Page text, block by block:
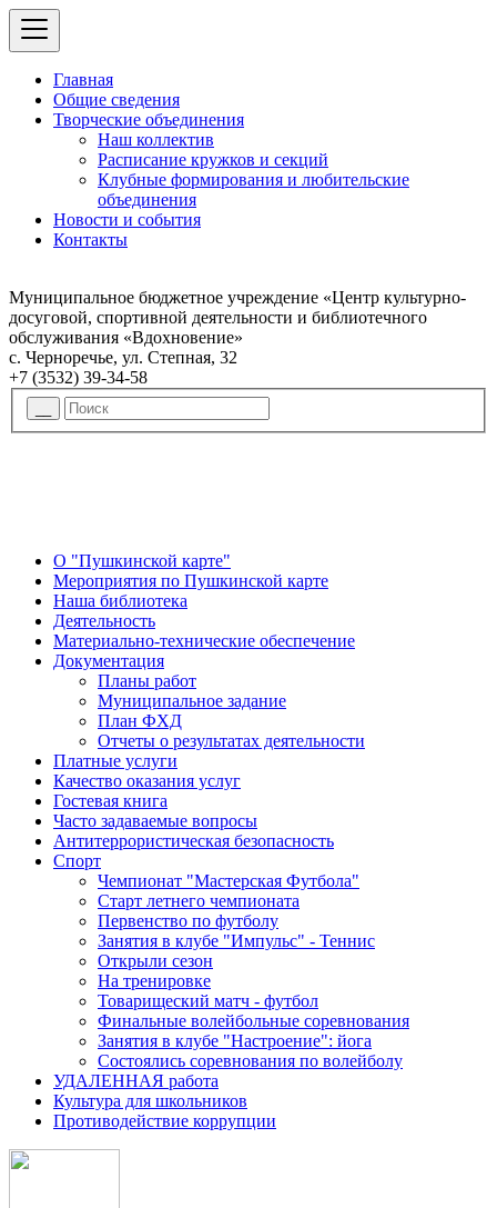
Главная
Общие сведения
Творческие объединения
Наш коллектив
Расписание кружков и секций
Клубные формирования и любительские
объединения
Новости и события
Контакты
Муниципальное бюджетное учреждение «Центр культурно-
досуговой, спортивной деятельности и библиотечного
обслуживания «Вдохновение»
с. Черноречье, ул. Степная, 32
+7 (3532) 39-34-58
О "Пушкинской карте"
Мероприятия по Пушкинской карте
Наша библиотека
Деятельность
Материально-технические обеспечение
Документация
Планы работ
Муниципальное задание
План ФХД
Отчеты о результатах деятельности
Платные услуги
Качество оказания услуг
Гостевая книга
Часто задаваемые вопросы
Антитеррористическая безопасность
Спорт
Чемпионат "Мастерская Футбола"
Старт летнего чемпионата
Первенство по футболу
Занятия в клубе "Импульс" - Теннис
Открыли сезон
На тренировке
Товарищеский матч - футбол
Финальные волейбольные соревнования
Занятия в клубе "Настроение": йога
Состоялись соревнования по волейболу
УДАЛЕННАЯ работа
Культура для школьников
Противодействие коррупции